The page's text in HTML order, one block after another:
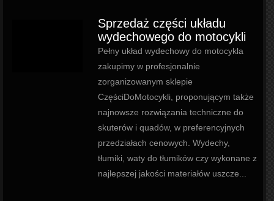
Sprzedaż części układu
wydechowego do motocykli
Pełny układ wydechowy do motocykla
zakupimy w profesjonalnie
zorganizowanym sklepie
CzęściDoMotocykli, proponującym także
najnowsze rozwiązania techniczne do
skuterów i quadów, w preferencyjnych
przedziałach cenowych. Wydechy,
tłumiki, waty do tłumików czy wykonane z
najlepszej jakości materiałów uszcze...